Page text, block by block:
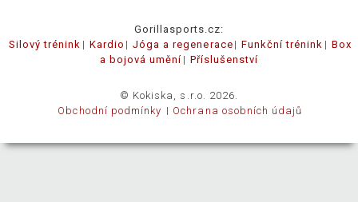
Gorillasports.cz:
Silový trénink
Kardio Jóga a regenerace Funkční trénink
Box
a bojová umění
Příslušenství
© Kokiska, s.r.o. 2026.
Obchodní podmínky
Ochrana osobních údajů